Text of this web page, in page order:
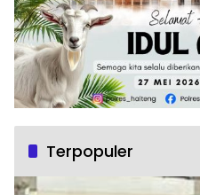
Terpopuler